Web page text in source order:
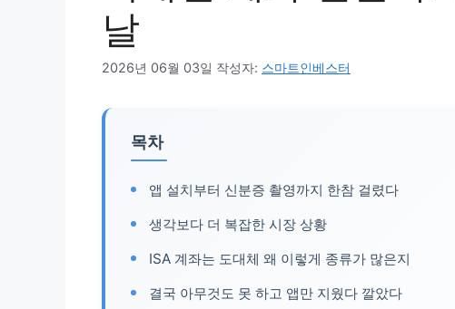
날
2026년 06월 03일 작성자: 스마트인베스터
목차
앱 설치부터 신분증 촬영까지 한참 걸렸다
생각보다 더 복잡한 시장 상황
ISA 계좌는 도대체 왜 이렇게 종류가 많은지
결국 아무것도 못 하고 앱만 지웠다 깔았다